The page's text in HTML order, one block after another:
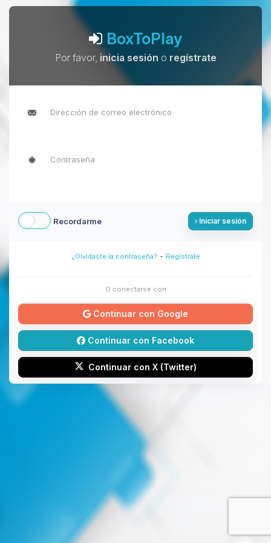
BoxToPlay
Por favor, inicia sesión o regístrate
Recordarme Iniciar sesión
¿Olvidaste la contraseña? - Regístrate
O conectarse con
Continuar con Google
Continuar con Facebook
Continuar con X (Twitter)